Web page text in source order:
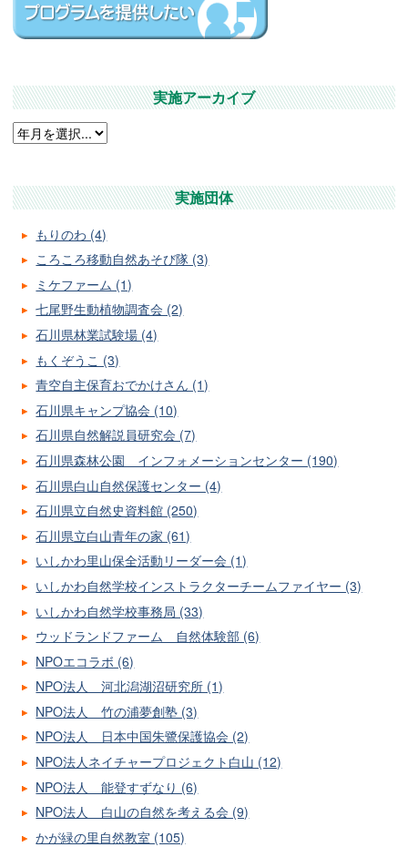
実施アーカイブ
実施団体
もりのわ (4)
ころころ移動自然あそび隊 (3)
ミケファーム (1)
七尾野生動植物調査会 (2)
石川県林業試験場 (4)
もくぞうこ (3)
青空自主保育おでかけさん (1)
石川県キャンプ協会 (10)
石川県自然解説員研究会 (7)
石川県森林公園 インフォメーションセンター (190)
石川県白山自然保護センター (4)
石川県立自然史資料館 (250)
石川県立白山青年の家 (61)
いしかわ里山保全活動リーダー会 (1)
いしかわ自然学校インストラクターチームファイヤー (3)
いしかわ自然学校事務局 (33)
ウッドランドファーム 自然体験部 (6)
NPOエコラボ (6)
NPO法人 河北潟湖沼研究所 (1)
NPO法人 竹の浦夢創塾 (3)
NPO法人 日本中国朱鷺保護協会 (2)
NPO法人ネイチャープロジェクト白山 (12)
NPO法人 能登すずなり (6)
NPO法人 白山の自然を考える会 (9)
かが緑の里自然教室 (105)